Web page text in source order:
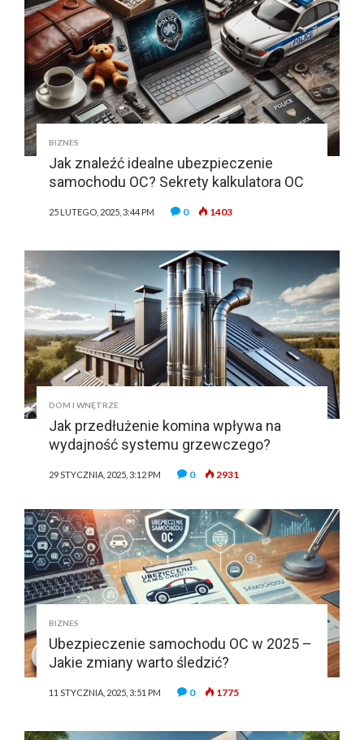
BIZNES
Jak znaleźć idealne ubezpieczenie
samochodu OC? Sekrety kalkulatora OC
25 LUTEGO, 2025, 3:44 PM 0 1403
DOM I WNĘTRZE
Jak przedłużenie komina wpływa na
wydajność systemu grzewczego?
29 STYCZNIA, 2025, 3:12 PM 0 2931
BIZNES
Ubezpieczenie samochodu OC w 2025 –
Jakie zmiany warto śledzić?
11 STYCZNIA, 2025, 3:51 PM 0 1775